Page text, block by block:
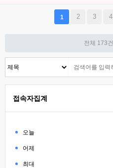
1 2 3 4
전체 173건
접속자집계
오늘
어제
최대